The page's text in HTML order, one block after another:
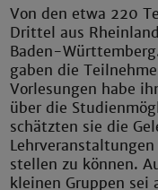
Von den etwa 220
Drittel aus
Baden-
gaben die
Vorlesungen habe
über die
schätzten sie die
stellen zu können.
kleinen Gruppen sei